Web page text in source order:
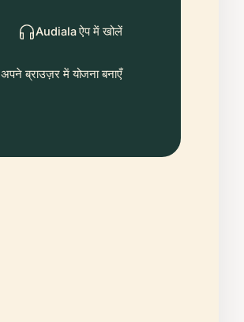
Audiala ऐप में खोलें
अपने ब्राउज़र में योजना बनाएँ